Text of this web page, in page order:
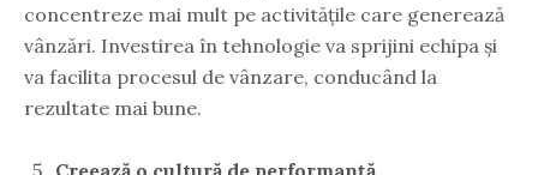
concentreze mai mult pe activitățile care generează
vânzări. Investirea în tehnologie va sprijini echipa și
va facilita procesul de vânzare, conducând la
rezultate mai bune.
Creează o cultură de performanță